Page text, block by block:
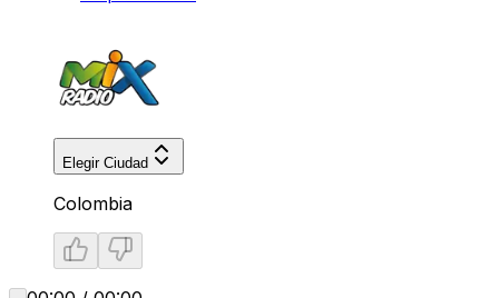
Elegir Ciudad
Colombia